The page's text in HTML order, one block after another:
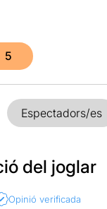
5
Espectadors/es
del joglar
Opinió verificada